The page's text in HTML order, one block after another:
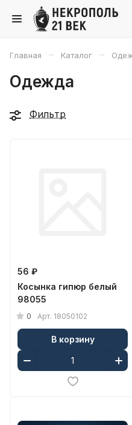
Главная – Каталог –
Одежда
Фильтр
56 ₽
Косынка гипюр белый
98055
0 Арт. 18050102
В корзину